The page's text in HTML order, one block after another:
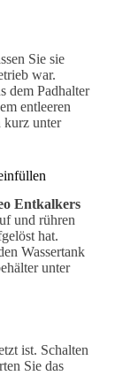
Sie sie
war.
dem Padhalter
entleeren
kurz unter
Entkalkers
und rühren
hat.
Wassertank
unter
ist. Schalten
Sie das